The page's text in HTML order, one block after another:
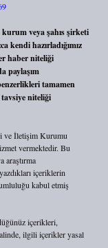
veya şahıs şirketi
kendi hazırladığımız
haber niteliği
paylaşım
tamamen
niteliği
ve İletişim Kurumu
vermektedir. Bu
araştırma
içeriklerin
kabul etmiş
içerikleri,
ilgili içerikler yasal